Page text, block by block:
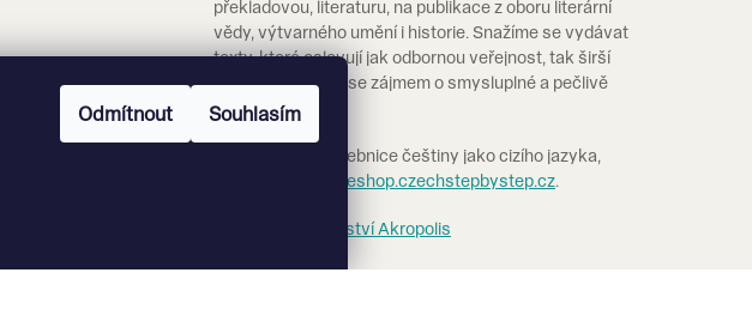
Odmítnout Souhlasím
překladovou, literaturu, na publikace z oboru literární
vědy, výtvarného umění i historie. Snažíme se vydávat
texty, které oslovují jak odbornou veřejnost, tak širší
čtenářskou obec se zájmem o smysluplné a pečlivě
vypravené knihy.
Pokud hledáte učebnice češtiny jako cizího jazyka,
eshop.czechstepbystep.cz.
Více o nakladatelství Akropolis